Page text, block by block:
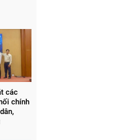
các
chính